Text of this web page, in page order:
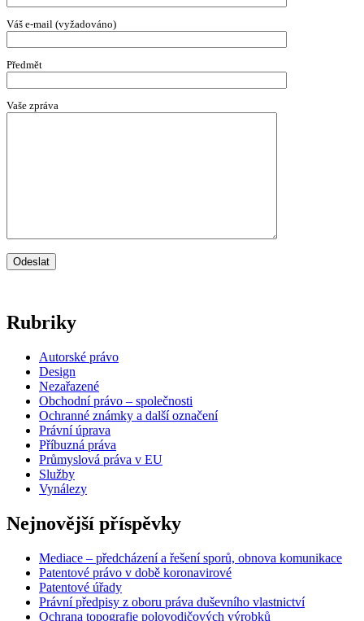
Váš e-mail (vyžadováno)
Předmět
Vaše zpráva
Rubriky
Autorské právo
Design
Nezařazené
Obchodní právo – společnosti
Ochranné známky a další označení
Právní úprava
Příbuzná práva
Průmyslová práva v EU
Služby
Vynálezy
Nejnovější příspěvky
Mediace – předcházení a řešení sporů, obnova komunikace
Patentové právo v době koronavirové
Patentové úřady
Právní předpisy z oboru práva duševního vlastnictví
Ochrana topografie polovodičových výrobků